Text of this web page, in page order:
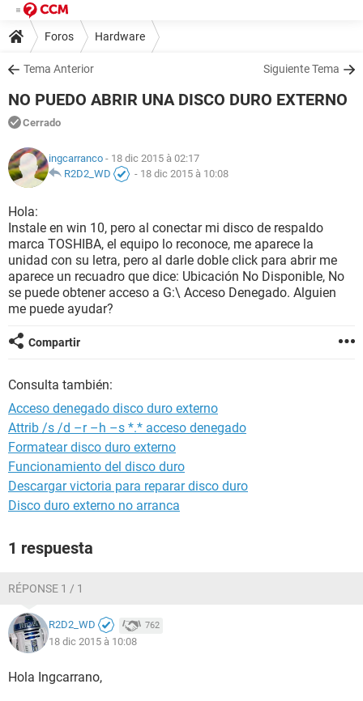
Foros Hardware
Tema Anterior Siguiente Tema
NO PUEDO ABRIR UNA DISCO DURO EXTERNO
Cerrado
ingcarranco - 18 dic 2015 à 02:17
R2D2_WD
- 18 dic 2015 à 10:08
Hola:
Instale en win 10, pero al conectar mi disco de respaldo
marca TOSHIBA, el equipo lo reconoce, me aparece la
unidad con su letra, pero al darle doble click para abrir me
aparece un recuadro que dice: Ubicación No Disponible, No
se puede obtener acceso a G:\ Acceso Denegado. Alguien
me puede ayudar?
Compartir
Consulta también:
Acceso denegado disco duro externo
Attrib /s /d –r –h –s *.* acceso denegado
Formatear disco duro externo
Funcionamiento del disco duro
Descargar victoria para reparar disco duro
Disco duro externo no arranca
1 respuesta
RÉPONSE 1 / 1
R2D2_WD 762
18 dic 2015 à 10:08
Hola Ingcarrano,